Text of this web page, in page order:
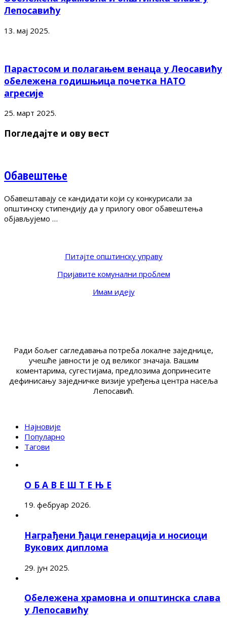
Лепосавићу
13. мај 2025.
Парастосом и полагањем венаца у Леосавићу
обележена годишњица почетка НАТО
агресије
25. март 2025.
Погледајте и ову вест
Обавештење
Обавештавају се кандидати који су конкурисали за
општинску стипендију да у прилогу овог обавештења
објављујемо …
Питајте општинску управу
Пријавите комунални проблем
Имам идеју
Ради бољег сагледавања потреба локалне заједнице,
учешће јавности је од великог значаја. Вашим
коментарима, сугестијама, предлозима допринесите
дефинисању заједничке визије уређења центра насеља
Лепосавић.
Најновије
Популарно
Тагови
О Б А В Е Ш Т Е Њ Е
19. фебруар 2026.
Награђени ђаци генерација и носиоци
Вукових диплома
29. јун 2025.
Обележена храмовна и општинска слава
у Лепосавићу